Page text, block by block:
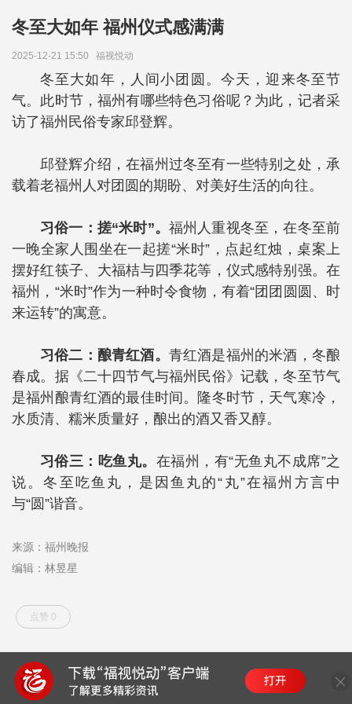
冬至大如年 福州仪式感满满
2025-12-21 15:50 福视悦动
冬至大如年，人间小团圆。今天，迎来冬至节
气。此时节，福州有哪些特色习俗呢？为此，记者采
访了福州民俗专家邱登辉。
邱登辉介绍，在福州过冬至有一些特别之处，承
载着老福州人对团圆的期盼、对美好生活的向往。
习俗一：搓“米时”。 福州人重视冬至，在冬至前
一晚全家人围坐在一起搓“米时”，点起红烛，桌案上
摆好红筷子、大福桔与四季花等，仪式感特别强。在
福州，“米时”作为一种时令食物，有着“团团圆圆、时
来运转”的寓意。
习俗二： 酿青红酒。 青红酒是福州的米酒，冬酿
春成。据《二十四节气与福州民俗》记载，冬至节气
是福州酿青红酒的最佳时间。隆冬时节，天气寒冷，
水质清、糯米质量好，酿出的酒又香又醇。
习俗三： 吃鱼丸。 在福州，有“无鱼丸不成席”之
说。冬至吃鱼丸，是因鱼丸的“丸”在福州方言中
与“圆”谐音。
来源：福州晚报
编辑：林昱星
点赞 0